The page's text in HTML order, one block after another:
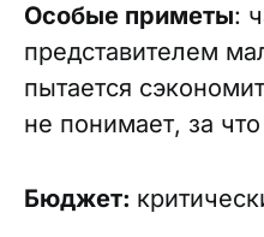
Особые приметы:
представителем
пытается
не понимает, за что
Бюджет: